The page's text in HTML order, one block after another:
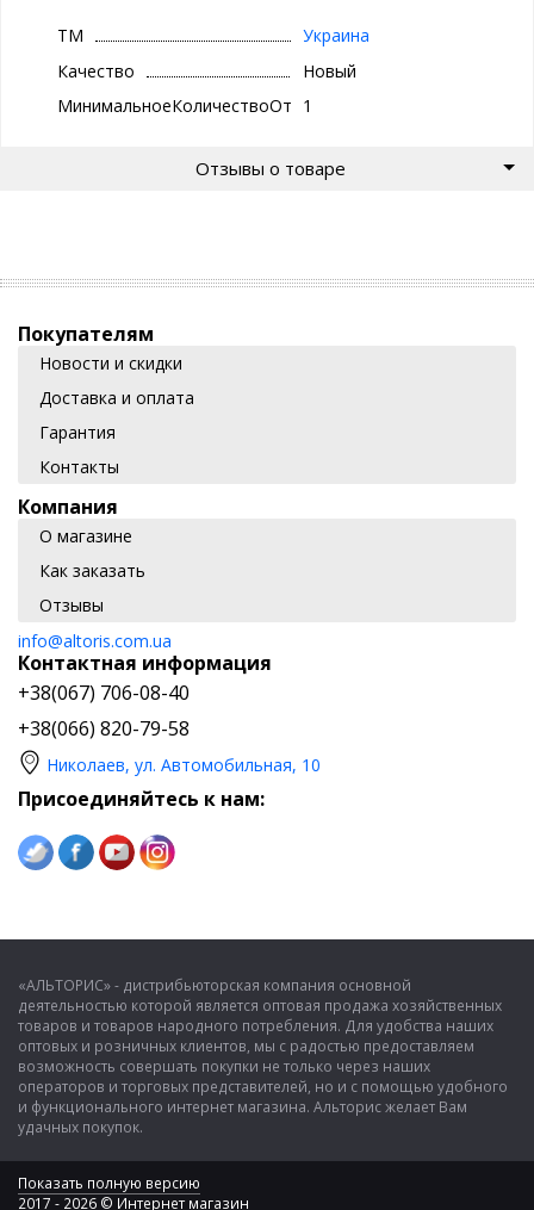
ТМ
Украина
Качество
Новый
МинимальноеКоличествоОтгрузки
1
Отзывы о товаре
Покупателям
Новости и скидки
Доставка и оплата
Гарантия
Контакты
Компания
О магазине
Как заказать
Отзывы
info@altoris.com.ua
Контактная информация
+38(067) 706-08-40
+38(066) 820-79-58
Николаев, ул. Автомобильная, 10
Присоединяйтесь к нам:
«АЛЬТОРИС» - дистрибьюторская компания основной
деятельностью которой является оптовая продажа хозяйственных
товаров и товаров народного потребления. Для удобства наших
оптовых и розничных клиентов, мы с радостью предоставляем
возможность совершать покупки не только через наших
операторов и торговых представителей, но и с помощью удобного
и функционального интернет магазина. Альторис желает Вам
удачных покупок.
Показать полную версию
2017 - 2026 © Интернет магазин